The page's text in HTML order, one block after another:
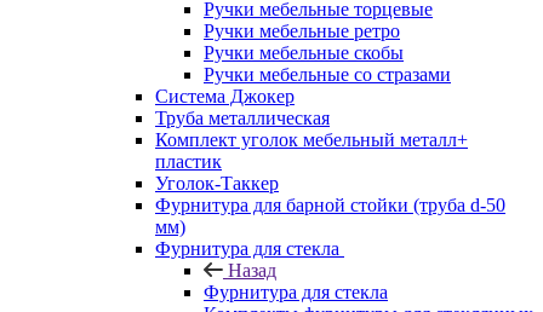
Ручки мебельные торцевые
Ручки мебельные ретро
Ручки мебельные скобы
Ручки мебельные со стразами
Система Джокер
Труба металлическая
Комплект уголок мебельный металл+
пластик
Уголок-Таккер
Фурнитура для барной стойки (труба d-50
мм)
Фурнитура для стекла
Назад
Фурнитура для стекла